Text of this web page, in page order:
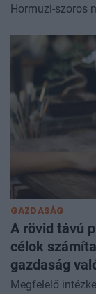
Hormuzi-szoros
GAZDASÁG
A rövid távú
célok
gazdaság
Megfelelő